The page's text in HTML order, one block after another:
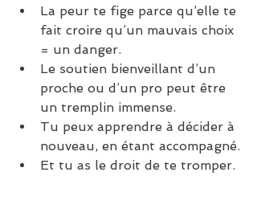
La peur te fige parce qu’elle te
fait croire qu’un mauvais choix
= un danger.
Le soutien bienveillant d’un
proche ou d’un pro peut être
un tremplin immense.
Tu peux apprendre à décider à
nouveau, en étant accompagné.
Et tu as le droit de te tromper.